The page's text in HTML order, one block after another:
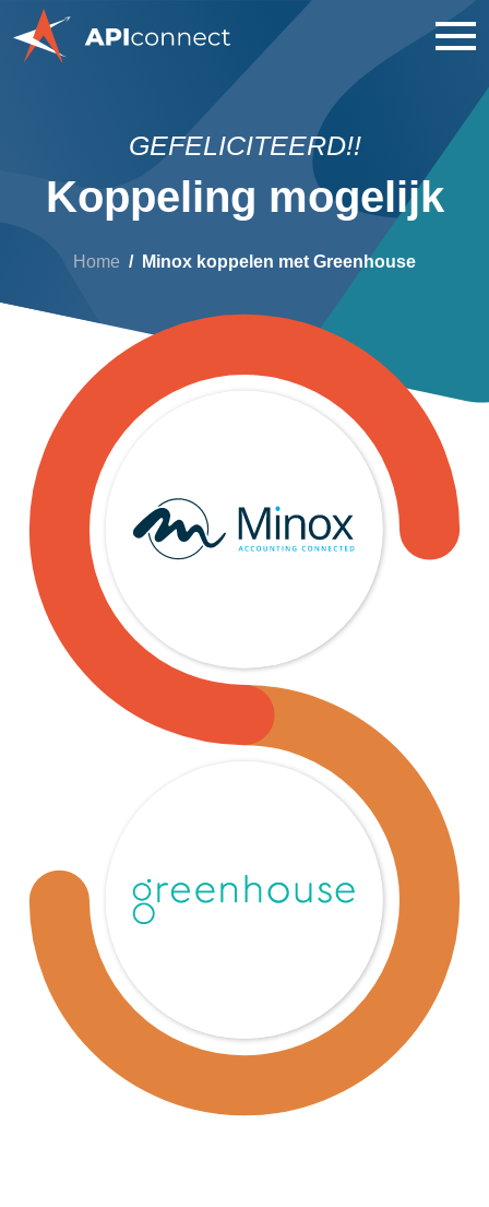
GEFELICITEERD!!
Koppeling mogelijk
Home Minox koppelen met Greenhouse